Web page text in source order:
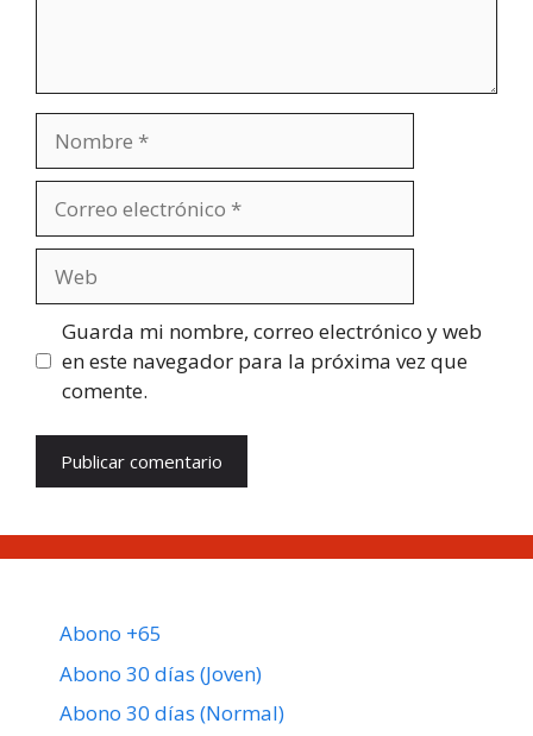
electrónico
Guarda mi nombre, correo electrónico y web
en este navegador para la próxima vez que
comente.
Abono +65
Abono 30 días (Joven)
Abono 30 días (Normal)